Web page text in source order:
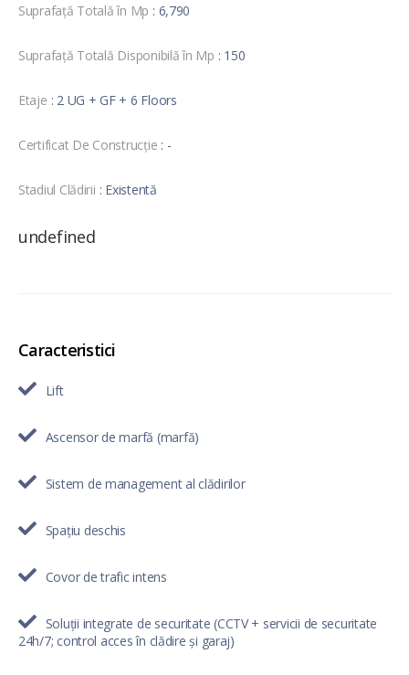
Suprafață Totală în Mp : 6,790
Suprafață Totală Disponibilă în Mp : 150
Etaje : 2 UG + GF + 6 Floors
Certificat De Construcție : -
Stadiul Clădirii : Existentă
undefined
Caracteristici
Lift
Ascensor de marfă (marfă)
Sistem de management al clădirilor
Spațiu deschis
Covor de trafic intens
Soluții integrate de securitate (CCTV + servicii de securitate
24h/7; control acces în clădire și garaj)